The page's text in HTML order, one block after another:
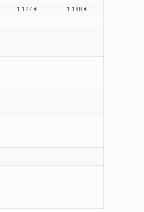
1.127 € 1.188 €